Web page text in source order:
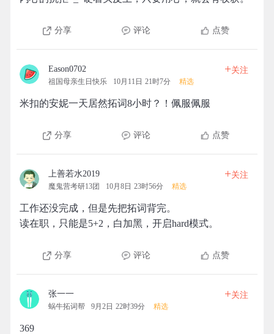
分享 评论 点赞
Eason0702
祖国母亲生日快乐 10月11日 21时7分 精选
+关注
米扣的安妮一天居然拓词8小时？！佩服佩服
分享 评论 点赞
上善若水2019
魔鬼营考研13团 10月8日 23时56分 精选
+关注
工作还没完成，但是先把拓词背完。
读在职，只能是5+2，白加黑，开启hard模式。
分享 评论 点赞
张一一
蜗牛拓词帮 9月2日 22时39分 精选
+关注
369